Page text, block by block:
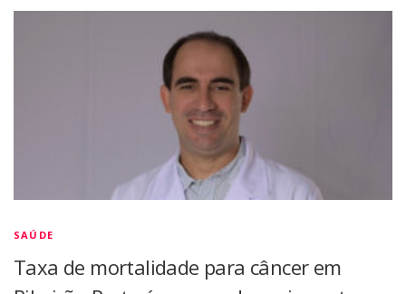
SAÚDE
Taxa de mortalidade para câncer em